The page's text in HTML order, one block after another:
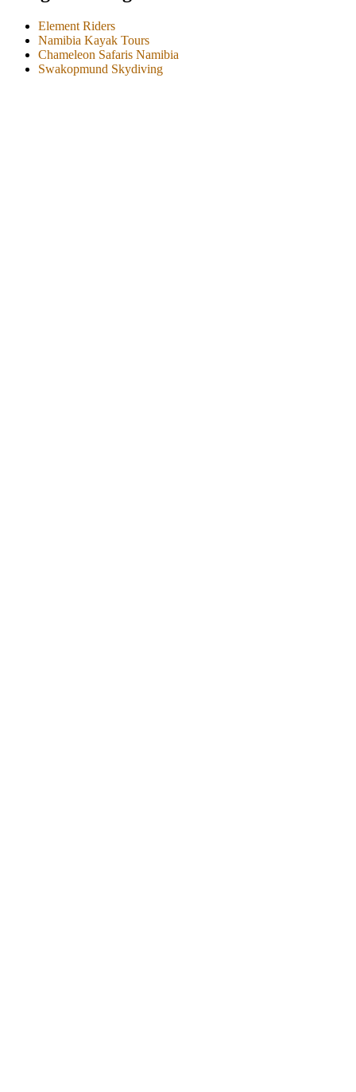
Element Riders
Namibia Kayak Tours
Chameleon Safaris Namibia
Swakopmund Skydiving